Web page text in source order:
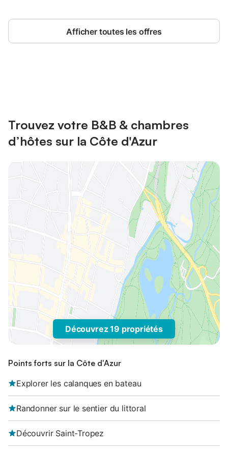
Afficher toutes les offres
Trouvez votre B&B & chambres
d’hôtes sur la Côte d'Azur
Découvrez 19 propriétés
Points forts sur la Côte d'Azur
Explorer les calanques en bateau
Randonner sur le sentier du littoral
Découvrir Saint-Tropez